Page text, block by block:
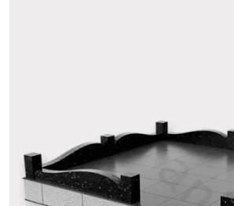
Надгробные плиты
30 моделей
Благоустройство
42 модели